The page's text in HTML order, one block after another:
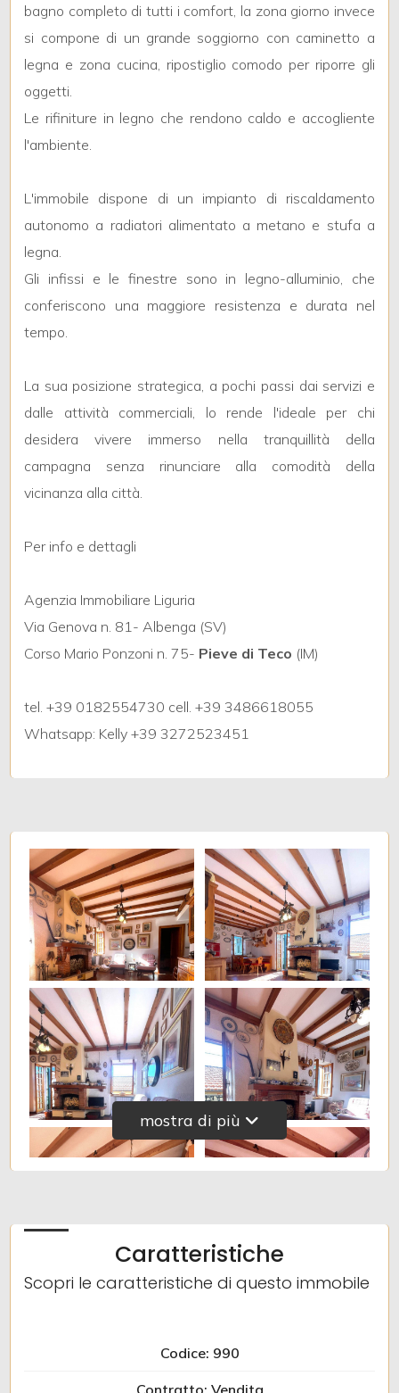
bagno completo di tutti i comfort, la zona giorno invece
si compone di un grande soggiorno con caminetto a
legna e zona cucina, ripostiglio comodo per riporre gli
oggetti.
Le rifiniture in legno che rendono caldo e accogliente
l'ambiente.
L'immobile dispone di un impianto di riscaldamento
autonomo a radiatori alimentato a metano e stufa a
legna.
Gli infissi e le finestre sono in legno-alluminio, che
conferiscono una maggiore resistenza e durata nel
tempo.
La sua posizione strategica, a pochi passi dai servizi e
dalle attività commerciali, lo rende l'ideale per chi
desidera vivere immerso nella tranquillità della
campagna senza rinunciare alla comodità della
vicinanza alla città.
Per info e dettagli
Agenzia Immobiliare Liguria
Via Genova n. 81- Albenga (SV)
Corso Mario Ponzoni n. 75- Pieve di Teco (IM)
tel. +39 0182554730 cell. +39 3486618055
Whatsapp: Kelly +39 3272523451
mostra di più
Caratteristiche
Scopri le caratteristiche di questo immobile
Codice: 990
1
2
3
4
5
5+
minimi
Qualsiasi
1
2
Qualsiasi
1
2
3
4
5
opzioni